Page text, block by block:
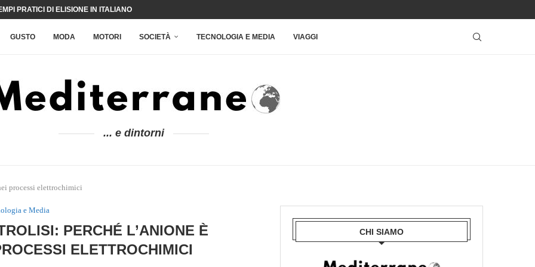
PRATICI DI ELISIONE IN ITALIANO
GUSTO MODA MOTORI SOCIETÀ TECNOLOGIA E MEDIA VIAGGI
... e dintorni
processi elettrochimici
e Media
PERCHÉ L’ANIONE È
ELETTROCHIMICI
CHI SIAMO